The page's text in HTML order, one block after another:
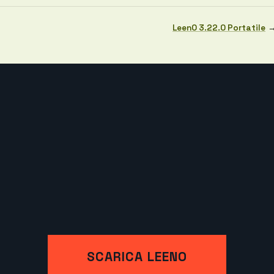
LeenO 3.22.0 Portatile
SCARICA LEENO